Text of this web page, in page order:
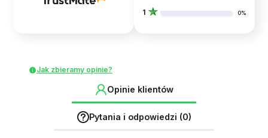
1 0%
Jak zbieramy opinie?
Opinie klientów
Pytania i odpowiedzi (0)